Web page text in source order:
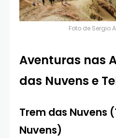
Foto de Sergio
Aventuras nas
das Nuvens e
Trem das Nuvens
Nuvens)